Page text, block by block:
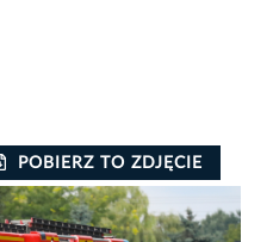
POBIERZ TO ZDJĘCIE